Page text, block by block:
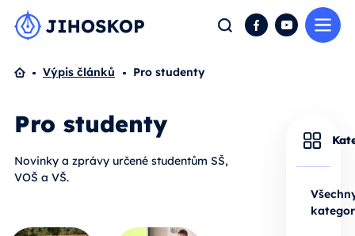
Hledat FacebookYouTube
Domů
Výpis článků Pro studenty
Pro studenty
Novinky a zprávy určené studentům SŠ,
VOŠ a VŠ.